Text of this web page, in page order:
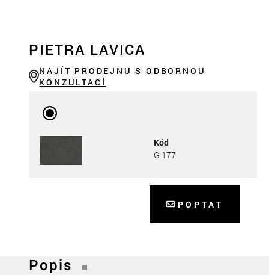
PIETRA LAVICA
NAJÍT PRODEJNU S ODBORNOU
KONZULTACÍ
Kód
G 177
POPTAT
Popis